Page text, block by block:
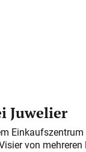
Juwelier
von